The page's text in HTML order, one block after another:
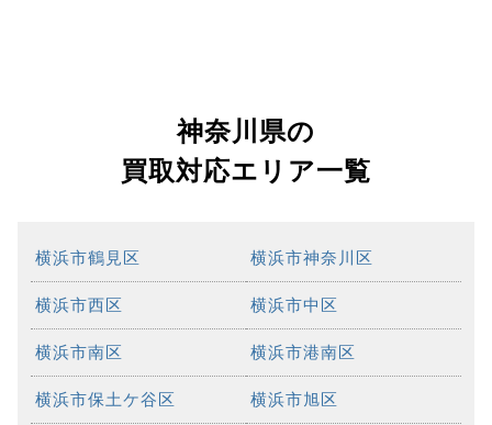
神奈川県の
買取対応エリア一覧
横浜市鶴見区 横浜市神奈川区
横浜市西区 横浜市中区
横浜市南区 横浜市港南区
横浜市保土ケ谷区 横浜市旭区